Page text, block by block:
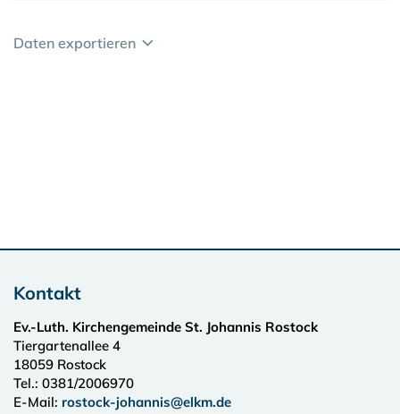
Daten exportieren
Kontakt
Ev.-Luth. Kirchengemeinde St. Johannis Rostock
Tiergartenallee 4
18059 Rostock
Tel.: 0381/2006970
E-Mail: rostock-johannis@elkm.de